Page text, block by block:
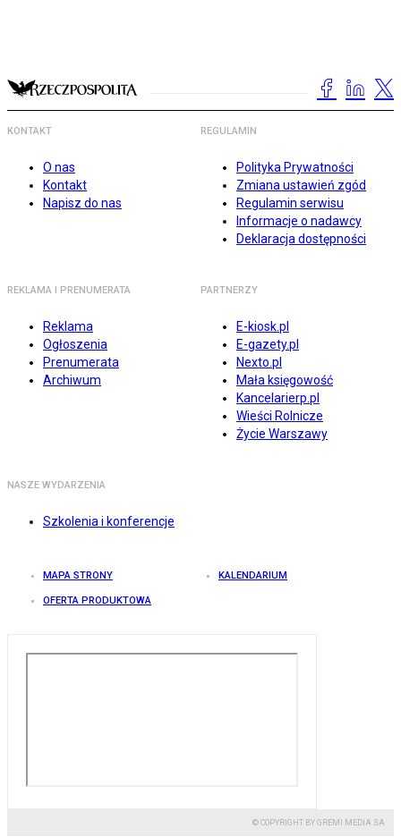
KONTAKT
O nas
Kontakt
Napisz do nas
REGULAMIN
Polityka Prywatności
Zmiana ustawień zgód
Regulamin serwisu
Informacje o nadawcy
Deklaracja dostępności
REKLAMA I PRENUMERATA
Reklama
Ogłoszenia
Prenumerata
Archiwum
PARTNERZY
E-kiosk.pl
E-gazety.pl
Nexto.pl
Mała księgowość
Kancelarierp.pl
Wieści Rolnicze
Życie Warszawy
NASZE WYDARZENIA
Szkolenia i konferencje
MAPA STRONY KALENDARIUM
OFERTA PRODUKTOWA
© COPYRIGHT BY GREMI MEDIA SA